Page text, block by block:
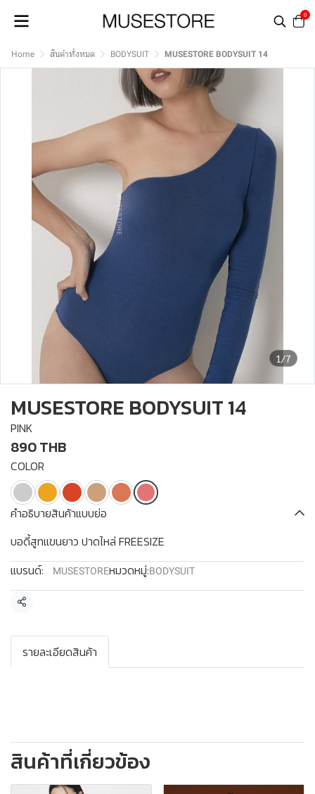
0
Home สินค้าทั้งหมด BODYSUIT MUSESTORE BODYSUIT 14
1/7
MUSESTORE BODYSUIT 14
PINK
890 THB
COLOR
คำอธิบายสินค้าแบบย่อ
บอดี้สูทแขนยาว ปาดไหล่ FREESIZE
แบรนด์:
MUSESTOREหมวดหมู่:BODYSUIT
แชร์
รายละเอียดสินค้า
สินค้าที่เกี่ยวข้อง